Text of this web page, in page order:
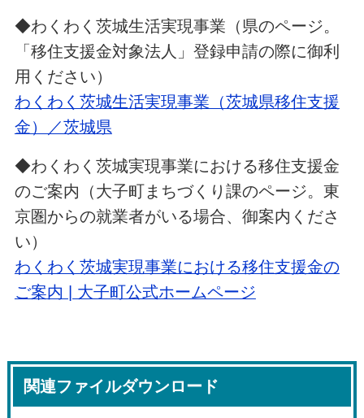
◆わくわく茨城生活実現事業（県のページ。
「移住支援金対象法人」登録申請の際に御利
用ください）
わくわく茨城生活実現事業（茨城県移住支援
金）／茨城県
◆わくわく茨城実現事業における移住支援金
のご案内（大子町まちづくり課のページ。東
京圏からの就業者がいる場合、御案内くださ
い）
わくわく茨城実現事業における移住支援金の
ご案内 | 大子町公式ホームページ
関連ファイルダウンロード